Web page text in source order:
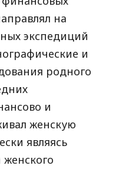
на
экспедиций
и
родного
и
женскую
являясь